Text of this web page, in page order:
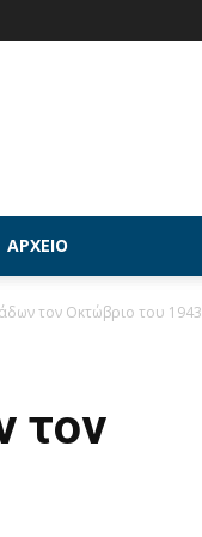
ΑΡΧΕΙΟ
τον Οκτώβριο του 1943
τον